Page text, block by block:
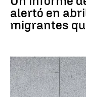
alertó en
migrantes